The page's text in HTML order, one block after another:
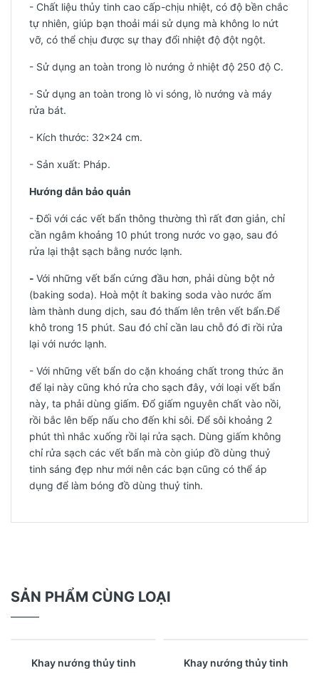
- Chất liệu thủy tinh cao cấp-chịu nhiệt, có độ bền chắc
tự nhiên, giúp bạn thoải mái sử dụng mà không lo nứt
vỡ, có thể chịu được sự thay đổi nhiệt độ đột ngột.
- Sử dụng an toàn trong lò nướng ở nhiệt độ 250 độ C.
- Sử dụng an toàn trong lò vi sóng, lò nướng và máy
rửa bát.
- Kích thước: 32x24 cm.
- Sản xuất: Pháp.
Hướng dẫn bảo quản
- Đối với các vết bẩn thông thường thì rất đơn giản, chỉ
cần ngâm khoảng 10 phút trong nước vo gạo, sau đó
rửa lại thật sạch bằng nước lạnh.
- Với những vết bẩn cứng đầu hơn, phải dùng bột nở
(baking soda). Hoà một ít baking soda vào nước ấm
làm thành dung dịch, sau đó thấm lên trên vết bẩn.Để
khô trong 15 phút. Sau đó chỉ cần lau chỗ đó đi rồi rửa
lại với nước lạnh.
- Với những vết bẩn do cặn khoáng chất trong thức ăn
để lại này cũng khó rửa cho sạch đây, với loại vết bẩn
này, ta phải dùng giấm. Đổ giấm nguyên chất vào nồi,
rồi bắc lên bếp nấu cho đến khi sôi. Để sôi khoảng 2
phút thì nhắc xuống rồi lại rửa sạch. Dùng giấm không
chỉ rửa sạch các vết bẩn mà còn giúp đồ dùng thuỷ
tinh sáng đẹp như mới nên các bạn cũng có thể áp
dụng để làm bóng đồ dùng thuỷ tinh.
SẢN PHẨM CÙNG LOẠI
Xem nhanh
Khay nướng thủy tinh
Xem nhanh
Khay nướng thủy tinh